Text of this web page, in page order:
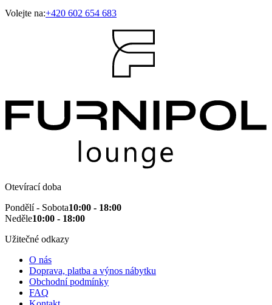
Volejte na:+420 602 654 683
Otevírací doba
Pondělí - Sobota10:00 - 18:00
Neděle10:00 - 18:00
Užitečné odkazy
O nás
Doprava, platba a výnos nábytku
Obchodní podmínky
FAQ